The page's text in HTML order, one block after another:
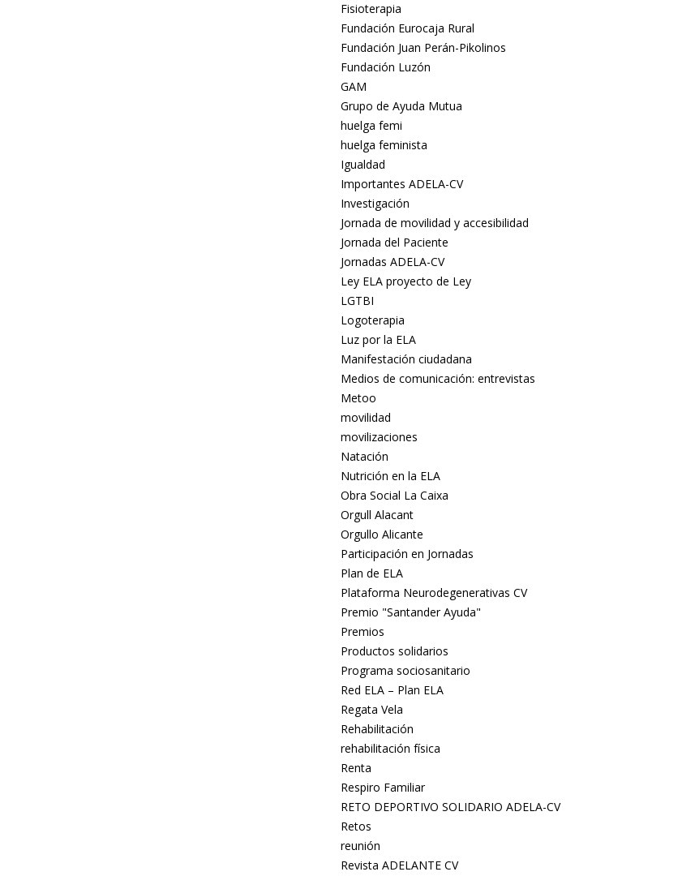
Fisioterapia
Fundación Eurocaja Rural
Fundación Juan Perán-Pikolinos
Fundación Luzón
GAM
Grupo de Ayuda Mutua
huelga femi
huelga feminista
Igualdad
Importantes ADELA-CV
Investigación
Jornada de movilidad y accesibilidad
Jornada del Paciente
Jornadas ADELA-CV
Ley ELA proyecto de Ley
LGTBI
Logoterapia
Luz por la ELA
Manifestación ciudadana
Medios de comunicación: entrevistas
Metoo
movilidad
movilizaciones
Natación
Nutrición en la ELA
Obra Social La Caixa
Orgull Alacant
Orgullo Alicante
Participación en Jornadas
Plan de ELA
Plataforma Neurodegenerativas CV
Premio "Santander Ayuda"
Premios
Productos solidarios
Programa sociosanitario
Red ELA – Plan ELA
Regata Vela
Rehabilitación
rehabilitación física
Renta
Respiro Familiar
RETO DEPORTIVO SOLIDARIO ADELA-CV
Retos
reunión
Revista ADELANTE CV